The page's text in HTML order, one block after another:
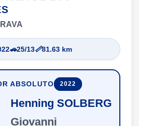
🚗25/13📏81.63 km
ABSOLUTO 2022
Henning SOLBERG
Giovanni